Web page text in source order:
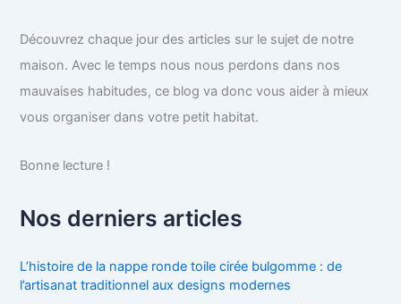
Découvrez chaque jour des articles sur le sujet de notre
maison. Avec le temps nous nous perdons dans nos
mauvaises habitudes, ce blog va donc vous aider à mieux
vous organiser dans votre petit habitat.
Bonne lecture !
Nos derniers articles
L’histoire de la nappe ronde toile cirée bulgomme : de
l’artisanat traditionnel aux designs modernes